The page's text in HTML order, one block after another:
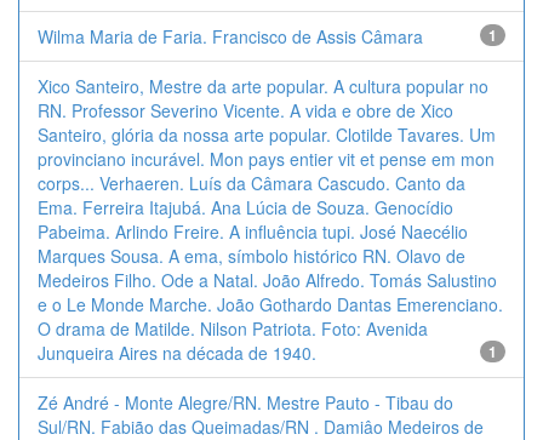
Wilma Maria de Faria. Francisco de Assis Câmara 1
Xico Santeiro, Mestre da arte popular. A cultura popular no
RN. Professor Severino Vicente. A vida e obre de Xico
Santeiro, glória da nossa arte popular. Clotilde Tavares. Um
provinciano incurável. Mon pays entier vit et pense em mon
corps... Verhaeren. Luís da Câmara Cascudo. Canto da
Ema. Ferreira Itajubá. Ana Lúcia de Souza. Genocídio
Pabeima. Arlindo Freire. A influência tupi. José Naecélio
Marques Sousa. A ema, símbolo histórico RN. Olavo de
Medeiros Filho. Ode a Natal. João Alfredo. Tomás Salustino
e o Le Monde Marche. João Gothardo Dantas Emerenciano.
O drama de Matilde. Nilson Patriota. Foto: Avenida
Junqueira Aires na década de 1940.
1
Zé André - Monte Alegre/RN. Mestre Pauto - Tibau do
Sul/RN. Fabião das Queimadas/RN . Damiâo Medeiros de